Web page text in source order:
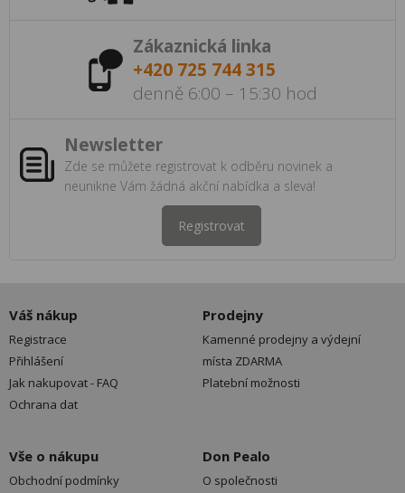
Zákaznická linka
+420 725 744 315
denně 6:00 – 15:30 hod
Newsletter
Zde se můžete registrovat k odběru novinek a
neunikne Vám žádná akční nabídka a sleva!
Registrovat
Váš nákup
Registrace
Přihlášení
Jak nakupovat - FAQ
Ochrana dat
Prodejny
Kamenné prodejny a výdejní
místa ZDARMA
Platební možnosti
Vše o nákupu
Obchodní podmínky
Don Pealo
O společnosti